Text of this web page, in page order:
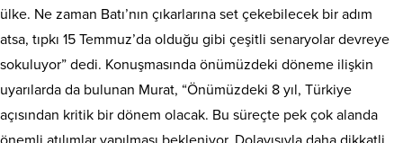
ülke. Ne zaman Batı’nın çıkarlarına set çekebilecek bir adım
atsa, tıpkı 15 Temmuz’da olduğu gibi çeşitli senaryolar devreye
sokuluyor” dedi. Konuşmasında önümüzdeki döneme ilişkin
uyarılarda da bulunan Murat, “Önümüzdeki 8 yıl, Türkiye
açısından kritik bir dönem olacak. Bu süreçte pek çok alanda